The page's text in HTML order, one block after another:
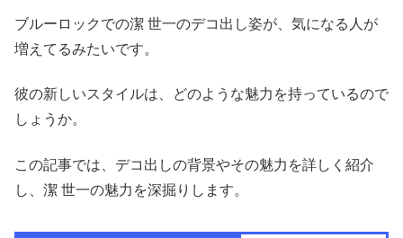
ブルーロックでの潔 世一のデコ出し姿が、気になる人が
増えてるみたいです。
彼の新しいスタイルは、どのような魅力を持っているので
しょうか。
この記事では、デコ出しの背景やその魅力を詳しく紹介
し、潔 世一の魅力を深掘りします。